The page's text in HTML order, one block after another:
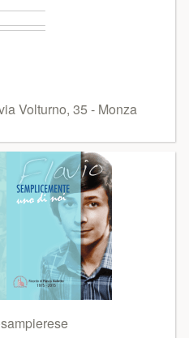
Volturno, 35 - Monza